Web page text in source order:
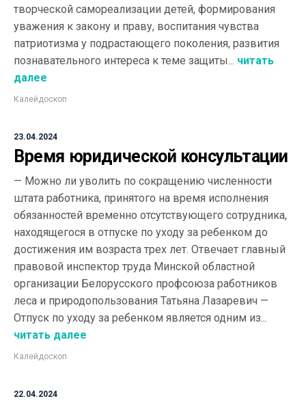
творческой самореализации детей, формирования
уважения к закону и праву, воспитания чувства
патриотизма у подрастающего поколения, развития
познавательного интереса к теме защиты... читать
далее
Калейдоскоп
23.04.2024
Время юридической консультации
— Можно ли уволить по сокращению численности
штата работника, принятого на время исполнения
обязанностей временно отсутствующего сотрудника,
находящегося в отпуске по уходу за ребенком до
достижения им возраста трех лет. Отвечает главный
правовой инспектор труда Минской областной
организации Белорусского профсоюза работников
леса и природопользования Татьяна Лазаревич —
Отпуск по уходу за ребенком является одним из...
читать далее
Калейдоскоп
22.04.2024